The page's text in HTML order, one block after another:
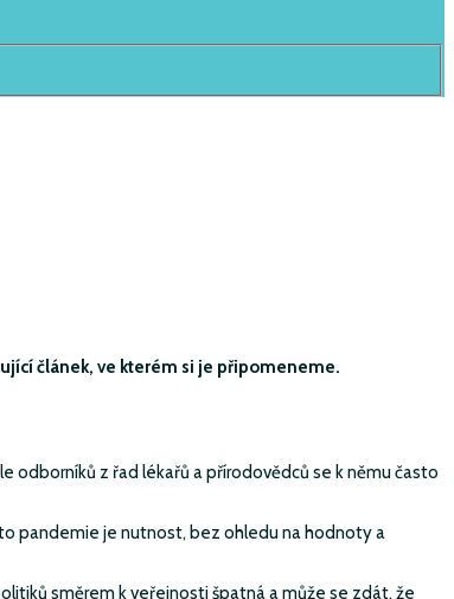
článek, ve kterém si je připomeneme.
odborníků z řad lékařů a přírodovědců se k němu často
pandemie je nutnost, bez ohledu na hodnoty a
směrem k veřejnosti špatná a může se zdát, že